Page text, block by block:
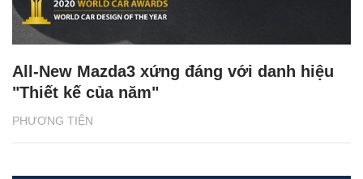
PHƯƠNG TIỆN
All-New Mazda3 xứng đáng với danh hiệu
"Thiết kế của năm"